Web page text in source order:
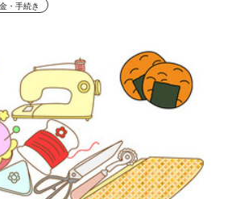
・手続き